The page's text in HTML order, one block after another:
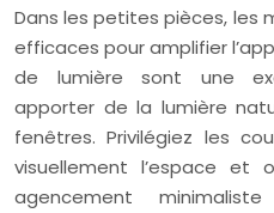
Dans les petites pièces, les
efficaces pour amplifier
de lumière sont une
apporter de la lumière
fenêtres. Privilégiez les
visuellement l’espace et
agencement